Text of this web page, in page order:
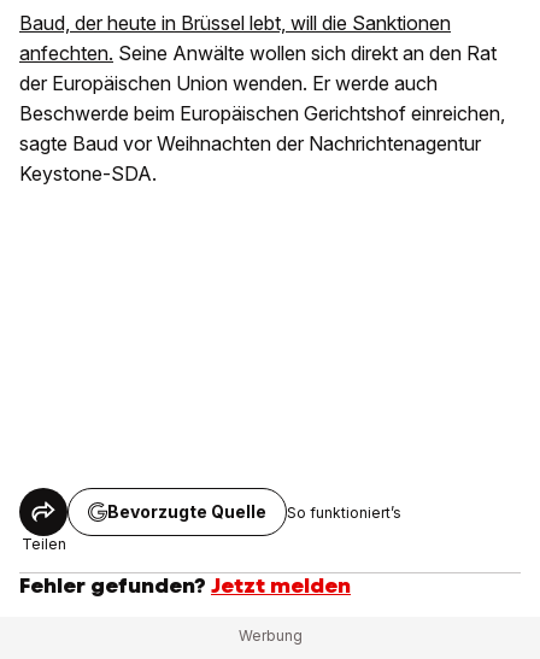
Baud, der heute in Brüssel lebt, will die Sanktionen
anfechten. Seine Anwälte wollen sich direkt an den Rat
der Europäischen Union wenden. Er werde auch
Beschwerde beim Europäischen Gerichtshof einreichen,
sagte Baud vor Weihnachten der Nachrichtenagentur
Keystone-SDA.
Teilen
Bevorzugte Quelle So funktioniert’s
Fehler gefunden? Jetzt melden